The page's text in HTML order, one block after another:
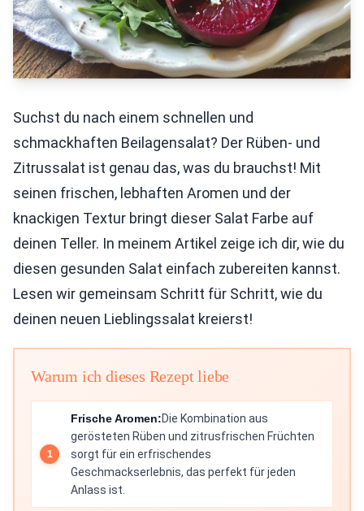
Suchst du nach einem schnellen und
schmackhaften Beilagensalat? Der Rüben- und
Zitrussalat ist genau das, was du brauchst! Mit
seinen frischen, lebhaften Aromen und der
knackigen Textur bringt dieser Salat Farbe auf
deinen Teller. In meinem Artikel zeige ich dir, wie du
diesen gesunden Salat einfach zubereiten kannst.
Lesen wir gemeinsam Schritt für Schritt, wie du
deinen neuen Lieblingssalat kreierst!
Warum ich dieses Rezept liebe
Frische Aromen:Die Kombination aus
gerösteten Rüben und zitrusfrischen Früchten
sorgt für ein erfrischendes
Geschmackserlebnis, das perfekt für jeden
Anlass ist.